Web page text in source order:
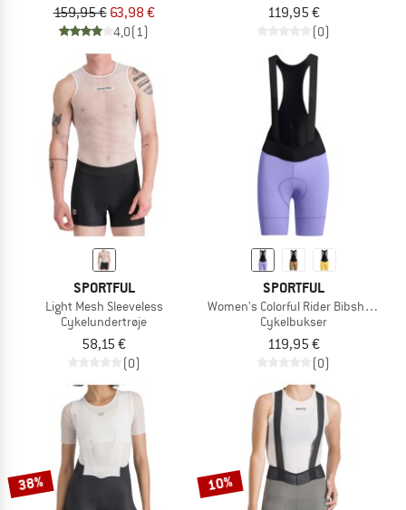
159,95 € 63,98 €
4,0(1)
119,95 €
(0)
SPORTFUL
Light Mesh Sleeveless
Cykelundertrøje
58,15 €
(0)
SPORTFUL
Women's Colorful Rider Bibshorty
Cykelbukser
119,95 €
(0)
38% 10%